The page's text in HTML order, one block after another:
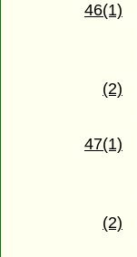
46(1)
(2)
47(1)
(2)